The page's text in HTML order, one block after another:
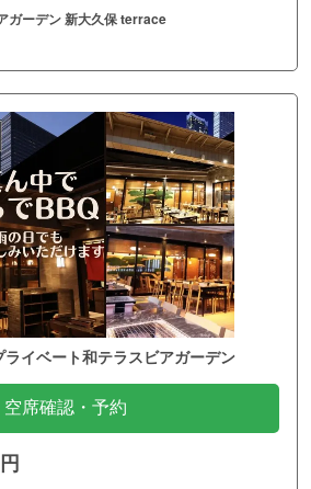
ガーデン 新大久保 terrace
イベート和テラスビアガーデン
空席確認・予約